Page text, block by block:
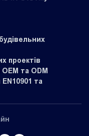
проектів
та ODM
та